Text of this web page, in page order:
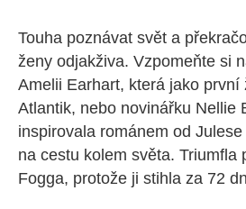
Touha poznávat svět a
ženy odjakživa. Vzpomeňte si
Amelii Earhart, která jako první
Atlantik, nebo novinářku Nellie
inspirovala románem od
na cestu kolem světa. Triumfla
Fogga, protože ji stihla za 72